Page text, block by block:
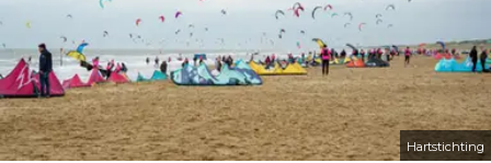
Hartstichting